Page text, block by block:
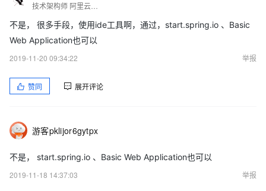
不是， 很多手段，使用ide工具啊，通过，start.spring.io 、Basic
Web Application也可以
2019-11-20 09:34:22
举报
赞同 展开评论
游客pklijor6gytpx
不是， start.spring.io 、Basic Web Application也可以
2019-11-18 14:37:03
举报